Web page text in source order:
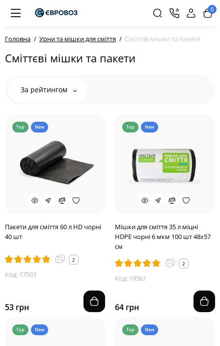
0
Головна Урни та мішки для сміття Сміттєві мішки та пакети
Сміттєві мішки та пакети
За рейтингом
Top New
Пакети для сміття 60 л HD чорні
40 шт
2
Код: 17503
53 грн
Top New
Мішки для сміття 35 л міцні
HDPE чорні 6 мкм 100 шт 48х57
см
2
Код: 19561
64 грн
Top New Top New